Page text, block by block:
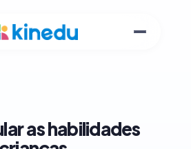
as habilidades